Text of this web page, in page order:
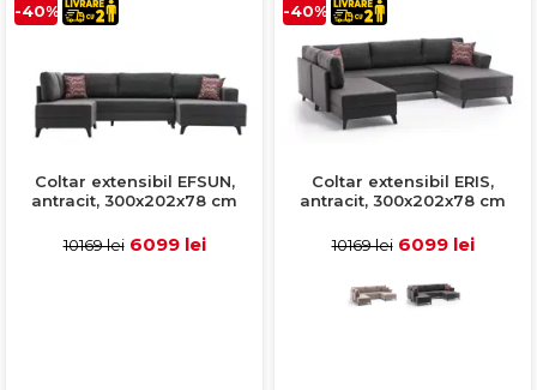
-40%
Coltar extensibil EFSUN,
antracit, 300x202x78 cm
10169 lei 6099 lei
-40%
Coltar extensibil ERIS,
antracit, 300x202x78 cm
10169 lei 6099 lei